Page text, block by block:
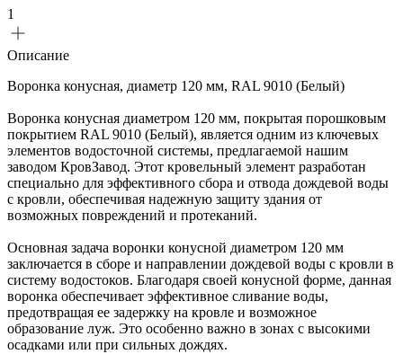
1
Описание
Воронка конусная, диаметр 120 мм, RAL 9010 (Белый)
Воронка конусная диаметром 120 мм, покрытая порошковым
покрытием RAL 9010 (Белый), является одним из ключевых
элементов водосточной системы, предлагаемой нашим
заводом КровЗавод. Этот кровельный элемент разработан
специально для эффективного сбора и отвода дождевой воды
с кровли, обеспечивая надежную защиту здания от
возможных повреждений и протеканий.
Основная задача воронки конусной диаметром 120 мм
заключается в сборе и направлении дождевой воды с кровли в
систему водостоков. Благодаря своей конусной форме, данная
воронка обеспечивает эффективное сливание воды,
предотвращая ее задержку на кровле и возможное
образование луж. Это особенно важно в зонах с высокими
осадками или при сильных дождях.